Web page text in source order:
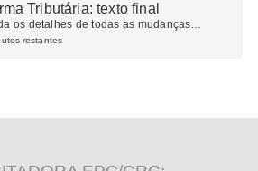
Tributária: texto final
os detalhes de todas as mudanças
na tributação do consumo
restantes